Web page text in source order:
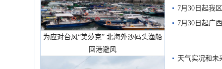
为应对台风“美莎克” 北海外沙码头渔船
回港避风
7月30日起我
7月30日起广
天气实况和未